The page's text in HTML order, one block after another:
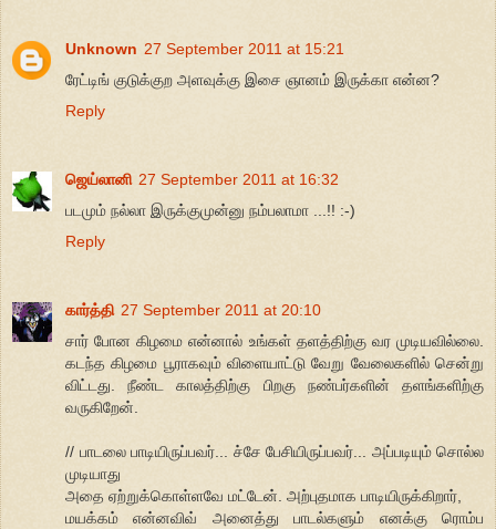
Unknown 27 September 2011 at 15:21
ரேட்டிங் குடுக்குற அளவுக்கு இசை ஞானம் இருக்கா என்ன?
Reply
ஜெய்லானி 27 September 2011 at 16:32
படமும் நல்லா இருக்குமுன்னு நம்பலாமா ...!! :-)
Reply
கார்த்தி 27 September 2011 at 20:10
சார் போன கிழமை என்னால் உங்கள் தளத்திற்கு வர முடியவில்லை.
கடந்த கிழமை பூராகவும் விளையாட்டு வேறு வேலைகளில் சென்று
விட்டது. நீண்ட காலத்திற்கு பிறகு நண்பர்களின் தளங்களிற்கு
வருகிறேன்.
// பாடலை பாடியிருப்பவர்... ச்சே பேசியிருப்பவர்... அப்படியும் சொல்ல
முடியாது
அதை ஏற்றுக்கொள்ளவே மட்டேன். அற்புதமாக பாடியிருக்கிறார்,
மயக்கம் என்னவிவ் அனைத்து பாடல்களும் எனக்கு ரொம்ப